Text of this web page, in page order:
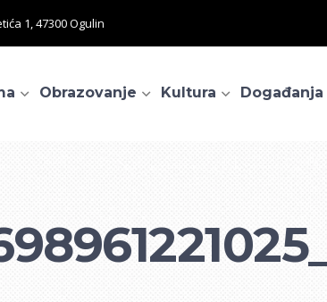
1, 47300 Ogulin
Obrazovanje Kultura Događanja